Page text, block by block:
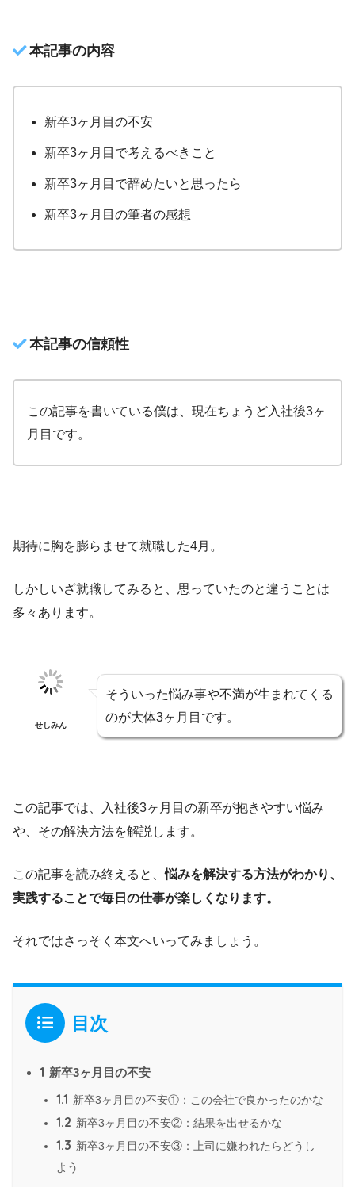
本記事の内容
新卒3ヶ月目の不安
新卒3ヶ月目で考えるべきこと
新卒3ヶ月目で辞めたいと思ったら
新卒3ヶ月目の筆者の感想
本記事の信頼性
この記事を書いている僕は、現在ちょうど入社後3ヶ
月目です。
期待に胸を膨らませて就職した4月。
しかしいざ就職してみると、思っていたのと違うことは
多々あります。
せしみん
そういった悩み事や不満が生まれてくる
のが大体3ヶ月目です。
この記事では、入社後3ヶ月目の新卒が抱きやすい悩み
や、その解決方法を解説します。
この記事を読み終えると、悩みを解決する方法がわかり、
実践することで毎日の仕事が楽しくなります。
それではさっそく本文へいってみましょう。
目次
1 新卒3ヶ月目の不安
1.1 新卒3ヶ月目の不安①：この会社で良かったのかな
1.2 新卒3ヶ月目の不安②：結果を出せるかな
1.3 新卒3ヶ月目の不安③：上司に嫌われたらどうし
よう